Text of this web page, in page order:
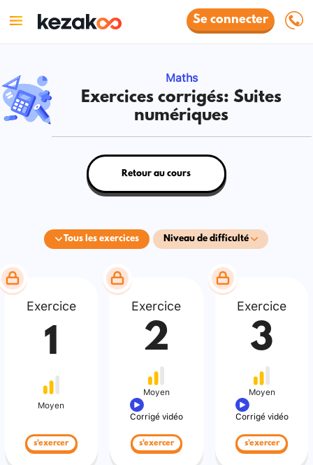
Se connecter
Maths
Exercices corrigés: Suites
numériques
Tous les exercices Niveau de difficulté
Retour au cours
Exercice
1
Moyen
s'exercer
Exercice
2
Moyen
Corrigé vidéo
s'exercer
Exercice
3
Moyen
Corrigé vidéo
s'exercer